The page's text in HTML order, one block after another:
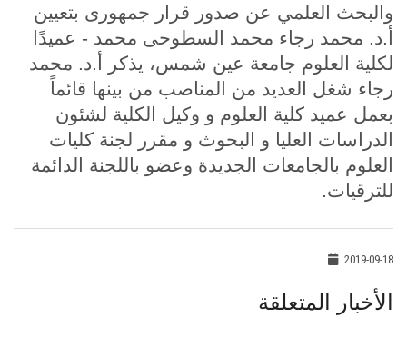
سجل الان
والبحث العلمي عن صدور قرار جمهورى بتعيين
أ.د. محمد رجاء محمد السطوحى محمد - عميدًا
لكلية العلوم جامعة عين شمس، يذكر أ.د. محمد
رجاء شغل العديد من المناصب من بينها قائماً
بعمل عميد كلية العلوم و وكيل الكلية لشئون
الدراسات العليا و البحوث و مقرر لجنة كليات
العلوم بالجامعات الجديدة وعضو باللجنة الدائمة
للترقيات.
2019-09-18
الأخبار المتعلقة